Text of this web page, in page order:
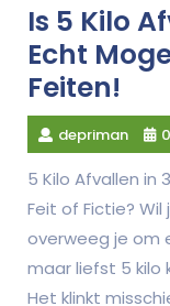
Is 5 Kilo
Echt
Feiten!
depriman
5 Kilo Afvallen in
Feit of Fictie?
overweeg je om
maar liefst 5 kilo
Het klinkt